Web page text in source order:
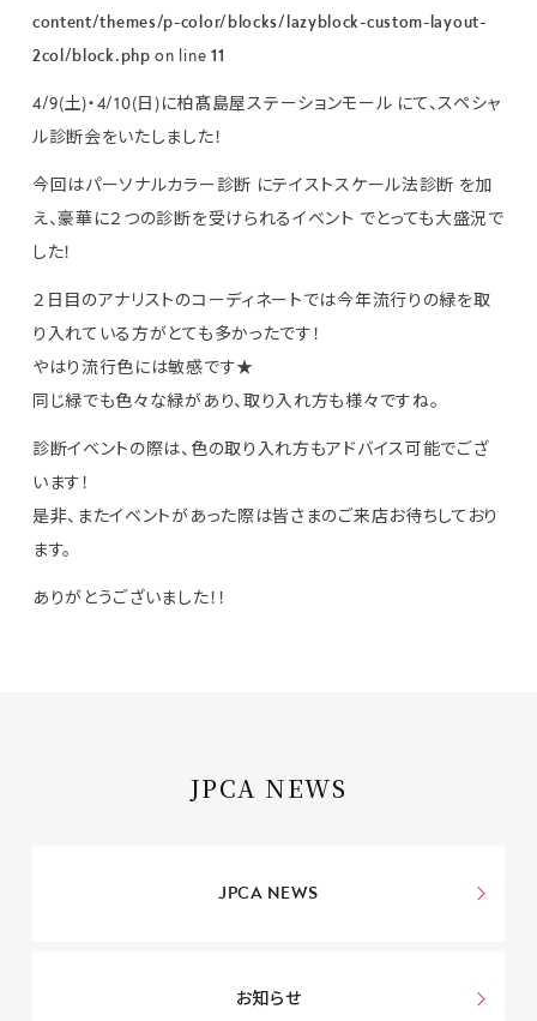
content/themes/p-color/blocks/lazyblock-custom-layout-
2col/block.php on line 11
4/9(土)・4/10(日)に柏髙島屋ステーションモール にて、スペシャ
ル診断会をいたしました！
今回はパーソナルカラー診断 にテイストスケール法診断 を加
え、豪華に２つの診断を受けられるイベント でとっても大盛況で
した！
２日目のアナリストのコーディネートでは今年流行りの緑を取
り入れている方がとても多かったです！
やはり流行色には敏感です★
同じ緑でも色々な緑があり、取り入れ方も様々ですね。
診断イベントの際は、色の取り入れ方もアドバイス可能でござ
います！
是非、またイベントがあった際は皆さまのご来店お待ちしており
ます。
ありがとうございました！！
JPCA NEWS
JPCA NEWS
お知らせ